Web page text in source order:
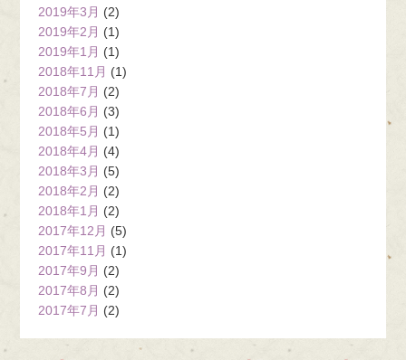
2019年3月 (2)
2019年2月 (1)
2019年1月 (1)
2018年11月 (1)
2018年7月 (2)
2018年6月 (3)
2018年5月 (1)
2018年4月 (4)
2018年3月 (5)
2018年2月 (2)
2018年1月 (2)
2017年12月 (5)
2017年11月 (1)
2017年9月 (2)
2017年8月 (2)
2017年7月 (2)